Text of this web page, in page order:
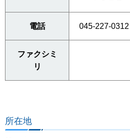
電話 045-227-0312
ファクシミ
リ
所在地